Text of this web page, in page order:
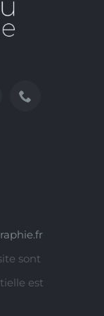
sont
est